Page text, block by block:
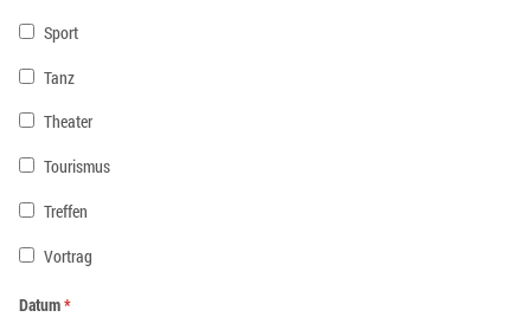
Sport
Tanz
Theater
Tourismus
Treffen
Vortrag
Datum*